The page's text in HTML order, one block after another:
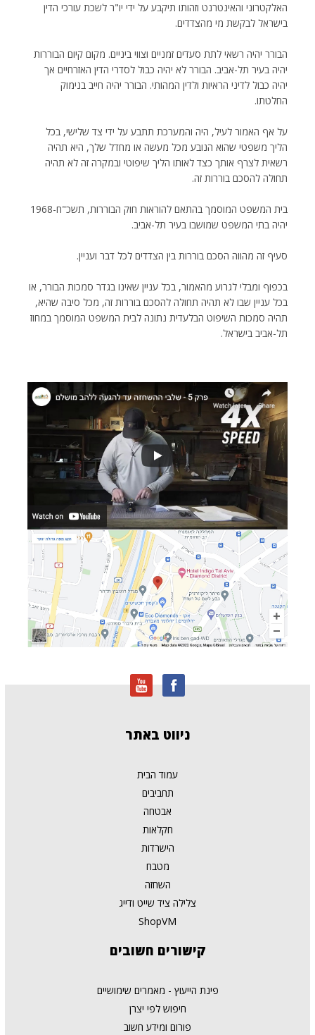
האלקטרוני והאינטרנט וזהותו תיקבע על ידי יו"ר לשכת עורכי הדין
בישראל לבקשת מי מהצדדים.
הבורר יהיה רשאי לתת סעדים זמניים וצווי ביניים. מקום קיום הבוררות
יהיה בעיר תל-אביב. הבורר לא יהיה כבול לסדרי הדין האזרחיים אך
יהיה כבול לדיני הראיות ולדין המהותי. הבורר יהיה חייב בנימוק
החלטתו.
על אף האמור לעיל, היה והמערכת תתבע על ידי צד שלישי, בכל
הליך משפטי שהוא הנובע מכל מעשה או מחדל שלך, היא תהיה
רשאית לצרף אותך כצד לאותו הליך שיפוטי ובמקרה זה לא תהיה
תחולה להסכם בוררות זה.
בית המשפט המוסמך בהתאם להוראות חוק הבוררות, תשכ"ח-1968
יהיה בתי המשפט שמושבו בעיר תל-אביב.
סעיף זה מהווה הסכם בוררות בין הצדדים לכל דבר ועניין.
בכפוף ומבלי לגרוע מהאמור, בכל עניין שאינו בגדר סמכות הבורר, או
בכל עניין שבו לא תהיה תחולה להסכם בוררות זה, מכל סיבה שהיא,
תהיה סמכות השיפוט הבלעדית נתונה לבית המשפט המוסמך במחוז
תל-אביב בישראל.
ניווט באתר
עמוד הבית
תחביבים
אבטחה
חקלאות
הישרדות
מטבח
השחזה
צלילה ציד שייט ודייג
ShopVM
קישורים חשובים
פינת הייעוץ - מאמרים שימושיים
חיפוש לפי יצרן
פורום ומידע חשוב